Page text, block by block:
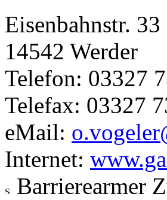
Eisenbahnstr. 33
14542 Werder
Telefon: 03327
Telefax: 03327
eMail:
Internet:
Barrierearmer